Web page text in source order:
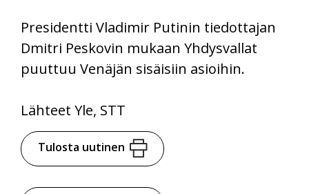
Presidentti Vladimir Putinin tiedottajan
Dmitri Peskovin mukaan Yhdysvallat
puuttuu Venäjän sisäisiin asioihin.
Lähteet Yle, STT
Tulosta uutinen